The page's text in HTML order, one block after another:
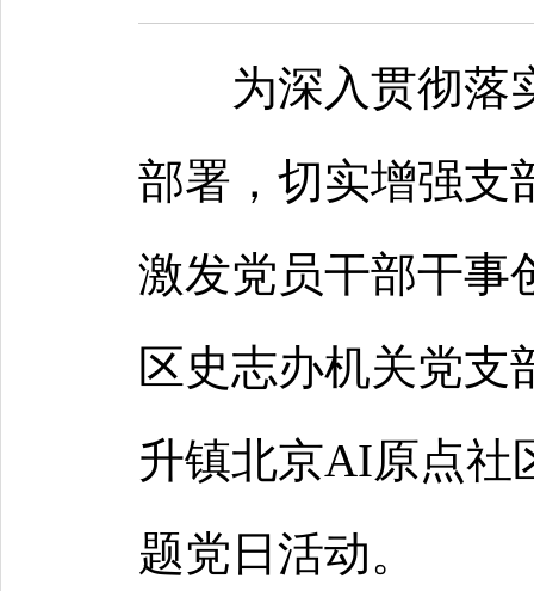
为深入贯彻落
部署，切实增强支
激发党员干部干事
区史志办机关党支
升镇北京AI原点社
题党日活动。